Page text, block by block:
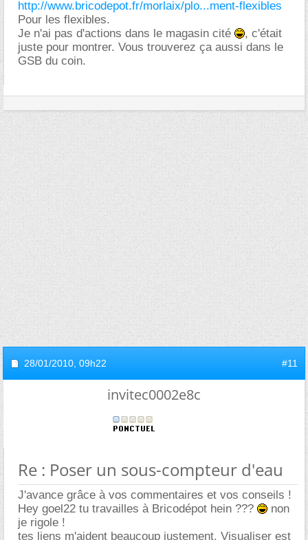
http://www.bricodepot.fr/morlaix/plo...ment-flexibles
Pour les flexibles.
Je n'ai pas d'actions dans le magasin cité
, c'était
juste pour montrer. Vous trouverez ça aussi dans le
GSB du coin.
28/01/2010, 09h22 #11
invitec0002e8c
Re : Poser un sous-compteur d'eau
J'avance grâce à vos commentaires et vos conseils !
Hey goel22 tu travailles à Bricodépot hein ???
non
je rigole !
tes liens m'aident beaucoup justement. Visualiser est